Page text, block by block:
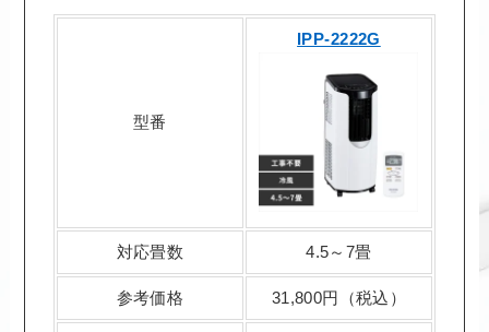
型番
IPP-2222G
対応畳数 4.5～7畳
参考価格 31,800円（税込）